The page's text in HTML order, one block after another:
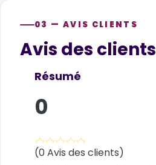
03 — AVIS CLIENTS
Customer reviews
Avis des clients
Résumé
0
(0 Avis des clients)